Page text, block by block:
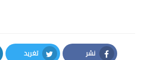
نشر تغريد